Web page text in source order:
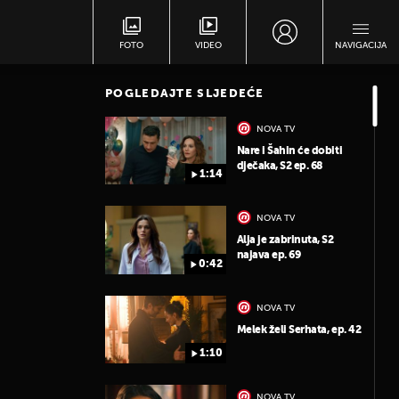
FOTO VIDEO NAVIGACIJA
POGLEDAJTE SLJEDEĆE
1:14
NOVA TV
Nare i Šahin će dobiti
dječaka, S2 ep. 68
0:42
NOVA TV
Alja je zabrinuta, S2
najava ep. 69
1:10
NOVA TV
Melek želi Serhata, ep. 42